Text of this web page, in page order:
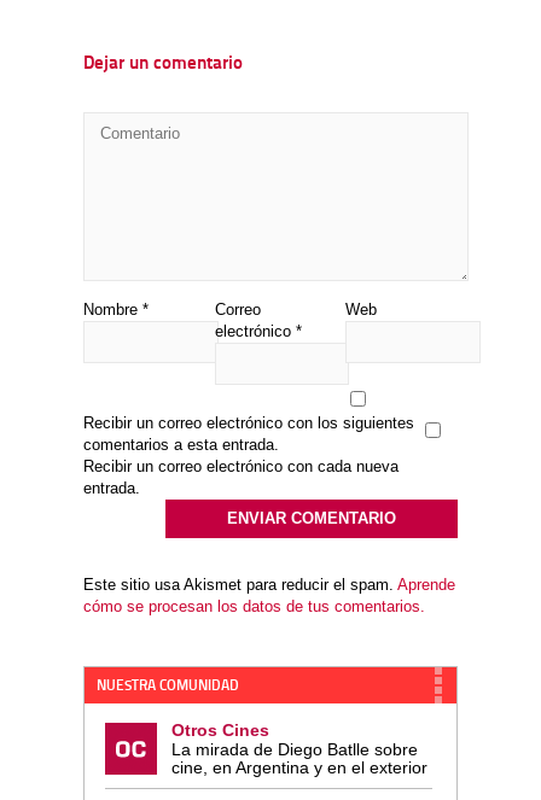
Dejar un comentario
Nombre *
Correo
electrónico *
Web
Recibir un correo electrónico con los siguientes
comentarios a esta entrada.
Recibir un correo electrónico con cada nueva
entrada.
Este sitio usa Akismet para reducir el spam. Aprende
cómo se procesan los datos de tus comentarios.
NUESTRA COMUNIDAD
Otros Cines
La mirada de Diego Batlle sobre
cine, en Argentina y en el exterior